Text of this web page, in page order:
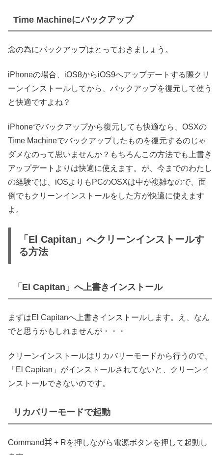
Time Machineにバックアップ
念の為にバックアップはとっておきましょう。
iPhoneの場合、iOS8からiOS9へアップデートする際クリ
ーンインストールしてから、バックアップを復元して使う
と快適ですよね？
iPhoneでバックアップから復元しても快適なら、OSXの
Time Machineでバックアップしたものを復元するのじゃ
ダメなのって思いませんか？もちろんこの方法でも上書き
アップデートよりは快適に使えます。が、今までのわたし
の経験では、iOSよりもPCのOSXは中が複雑なので、面
倒でもクリーンインストールをした方が快適に使えます
よ。
「El Capitan」へクリーンインストールす
る方法
「El Capitan」へ上書きインストール
まずはEl Capitanへ上書きインストールします。え、なん
でと思うかもしれませんが・・・
クリーンインストールはリカバリーモードから行うので、
「El Capitan」がインストールされてないと、クリーンイ
ンストールできないのです。
リカバリーモードで起動
Command⌘ + Rを押しながら電源ボタンを押して起動し